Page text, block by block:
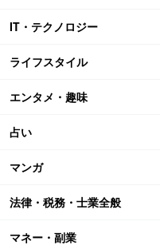
IT・テクノロジー
ライフスタイル
エンタメ・趣味
占い
マンガ
法律・税務・士業全般
マネー・副業